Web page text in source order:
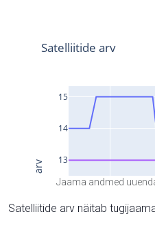
Jaama andmed
Satelliitide arv näitab